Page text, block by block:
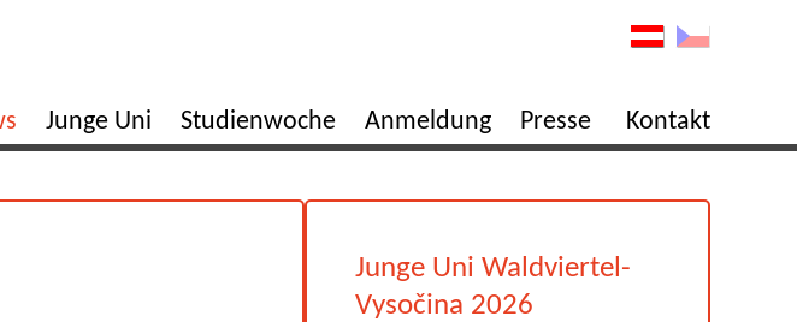
Junge Uni Studienwoche Anmeldung Presse Kontakt
Junge Uni Waldviertel-
Vysočina 2026